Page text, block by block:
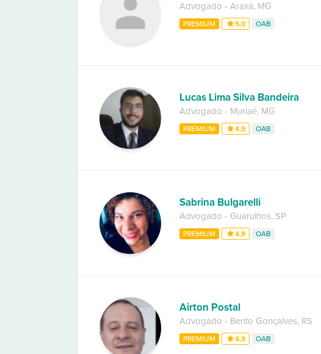
Advogado - Araxá, MG
PREMIUM 5,0 OAB
Lucas Lima Silva Bandeira
Advogado - Muriaé, MG
PREMIUM 4,9 OAB
Sabrina Bulgarelli
Advogado - Guarulhos, SP
PREMIUM 4,9 OAB
Airton Postal
Advogado - Bento Gonçalves, RS
PREMIUM 4,9 OAB